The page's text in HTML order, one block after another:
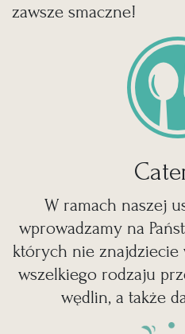
zawsze smaczne!
W ramach naszej
wprowadzamy na
których nie znajdziecie
wszelkiego rodzaju
wędlin, a także